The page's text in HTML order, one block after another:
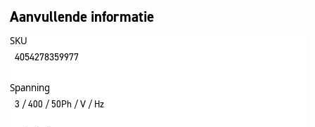
Aanvullende informatie
SKU
4054278359977
Spanning
3 / 400 / 50Ph / V / Hz